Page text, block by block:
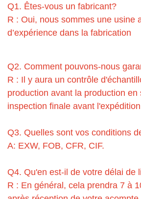
Q1. Êtes-vous un fabricant?
R : Oui, nous sommes une usine
d’expérience dans la fabrication
Q2. Comment pouvons-nous
R : Il y aura un contrôle
production avant la production en
inspection finale avant l'expédition
Q3. Quelles sont vos conditions
A: EXW, FOB, CFR, CIF.
Q4. Qu'en est-il de votre délai de
R : En général, cela prendra 7 à